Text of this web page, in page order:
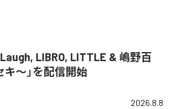
LIBRO, LITTLE & 嶋野百
キ〜」を配信開始
2026.8.8